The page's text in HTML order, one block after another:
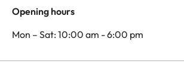
Opening hours
Mon – Sat: 10:00 am - 6:00 pm